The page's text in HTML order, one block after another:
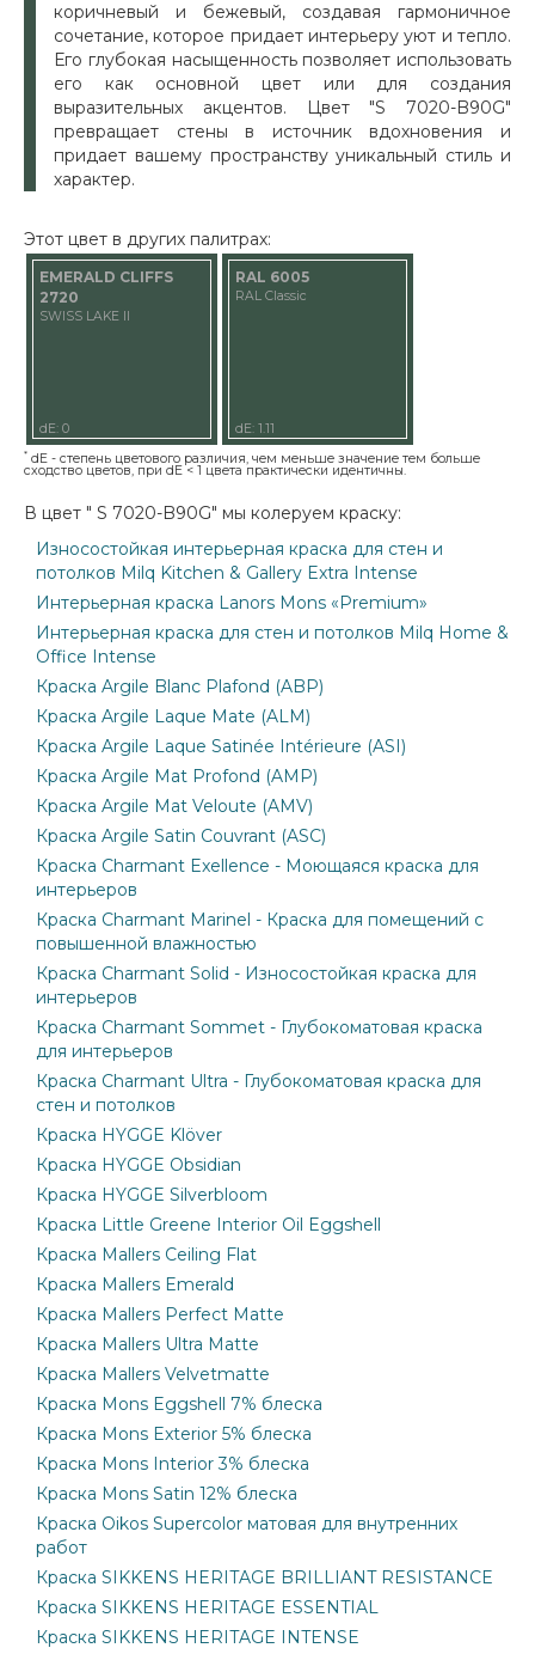
коричневый и бежевый, создавая гармоничное
сочетание, которое придает интерьеру уют и тепло.
Его глубокая насыщенность позволяет использовать
его как основной цвет или для создания
выразительных акцентов. Цвет "S 7020-B90G"
превращает стены в источник вдохновения и
придает вашему пространству уникальный стиль и
характер.
Этот цвет в других палитрах:
EMERALD CLIFFS
2720
SWISS LAKE II
dE: 0
RAL 6005
RAL Classic
dE: 1.11
* dE - степень цветового различия, чем меньше значение тем больше
сходство цветов, при dE < 1 цвета практически идентичны.
В цвет " S 7020-B90G" мы колеруем краску:
Износостойкая интерьерная краска для стен и
потолков Milq Kitchen & Gallery Extra Intense
Интерьерная краска Lanors Mons «Premium»
Интерьерная краска для стен и потолков Milq Home &
Office Intense
Краска Argile Blanc Plafond (ABP)
Краска Argile Laque Mate (ALM)
Краска Argile Laque Satinée Intérieure (ASI)
Краска Argile Mat Profond (AMP)
Краска Argile Mat Veloute (AMV)
Краска Argile Satin Couvrant (ASC)
Краска Charmant Exellence - Моющаяся краска для
интерьеров
Краска Charmant Marinel - Краска для помещений с
повышенной влажностью
Краска Charmant Solid - Износостойкая краска для
интерьеров
Краска Charmant Sommet - Глубокоматовая краска
для интерьеров
Краска Charmant Ultra - Глубокоматовая краска для
стен и потолков
Краска HYGGE Klöver
Краска HYGGE Obsidian
Краска HYGGE Silverbloom
Краска Little Greene Interior Oil Eggshell
Краска Mallers Ceiling Flat
Краска Mallers Emerald
Краска Mallers Perfect Matte
Краска Mallers Ultra Matte
Краска Mallers Velvetmatte
Краска Mons Eggshell 7% блеска
Краска Mons Exterior 5% блеска
Краска Mons Interior 3% блеска
Краска Mons Satin 12% блеска
Краска Oikos Supercolor матовая для внутренних
работ
Краска SIKKENS HERITAGE BRILLIANT RESISTANCE
Краска SIKKENS HERITAGE ESSENTIAL
Краска SIKKENS HERITAGE INTENSE